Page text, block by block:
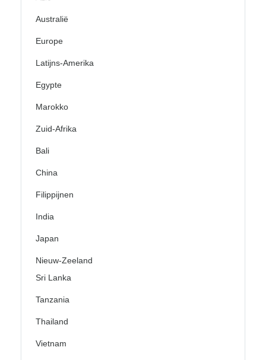
Australië
Europe
Latijns-Amerika
Egypte
Marokko
Zuid-Afrika
Bali
China
Filippijnen
India
Japan
Nieuw-Zeeland
Sri Lanka
Tanzania
Thailand
Vietnam